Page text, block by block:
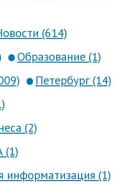
(614)
Образование (1)
Петербург (14)
(2)
(1)
информатизация (1)